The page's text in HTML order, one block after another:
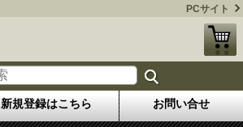
PCサイト
新規登録はこちら お問い合せ